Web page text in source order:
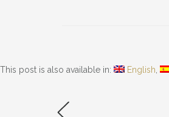
This post is also available in: English